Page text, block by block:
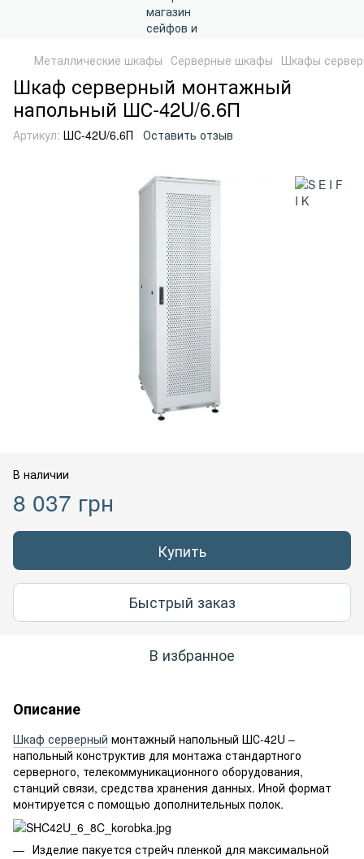
Металлические шкафы Серверные шкафы Шкафы
Шкаф серверный монтажный
напольный ШС-42U/6.6П
Артикул: ШС-42U/6.6П Оставить отзыв
В наличии
8 037 грн
Купить
Быстрый заказ
В избранное
Описание
Шкаф серверный монтажный напольный ШС-42U –
напольный конструктив для монтажа стандартного
серверного, телекоммуникационного оборудования,
станций связи, средства хранения данных. Иной формат
монтируется с помощью дополнительных полок.
Изделие пакуется стрейч пленкой для максимальной